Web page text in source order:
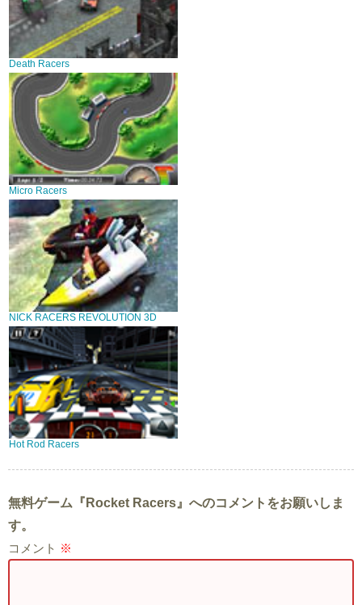
Death Racers
Micro Racers
NICK RACERS REVOLUTION 3D
Hot Rod Racers
無料ゲーム『Rocket Racers』へのコメントをお願いしま
す。
コメント ※